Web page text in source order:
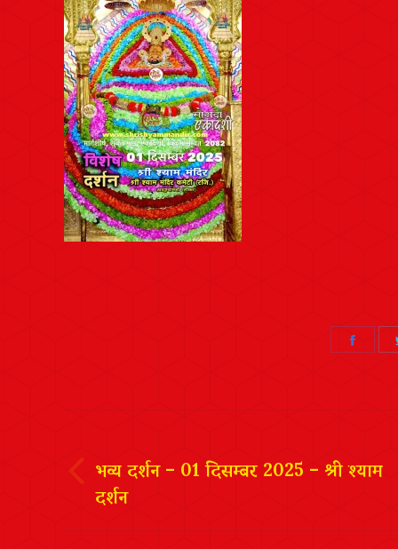
Share
भव्य दर्शन – 01 दिसम्बर 2025 – श्री श्याम
दर्शन